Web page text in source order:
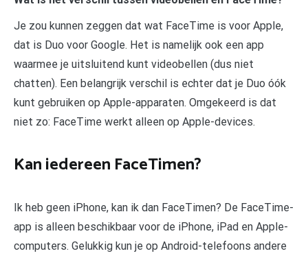
Je zou kunnen zeggen dat wat FaceTime is voor Apple,
dat is Duo voor Google. Het is namelijk ook een app
waarmee je uitsluitend kunt videobellen (dus niet
chatten). Een belangrijk verschil is echter dat je Duo óók
kunt gebruiken op Apple-apparaten. Omgekeerd is dat
niet zo: FaceTime werkt alleen op Apple-devices.
Kan iedereen FaceTimen?
Ik heb geen iPhone, kan ik dan FaceTimen? De FaceTime-
app is alleen beschikbaar voor de iPhone, iPad en Apple-
computers. Gelukkig kun je op Android-telefoons andere